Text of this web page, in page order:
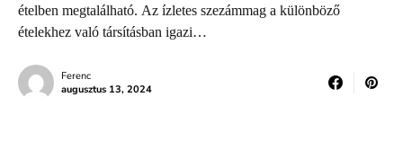
ételben megtalálható. Az ízletes szezámmag a különböző
ételekhez való társításban igazi…
Ferenc
augusztus 13, 2024